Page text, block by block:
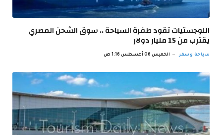
اللوجستيات تقود طفرة السياحة .. سوق الشحن المصري
يقترب من 15 مليار دولار
سياحة وسفر الخميس 06 أغسطس 1:16 ص